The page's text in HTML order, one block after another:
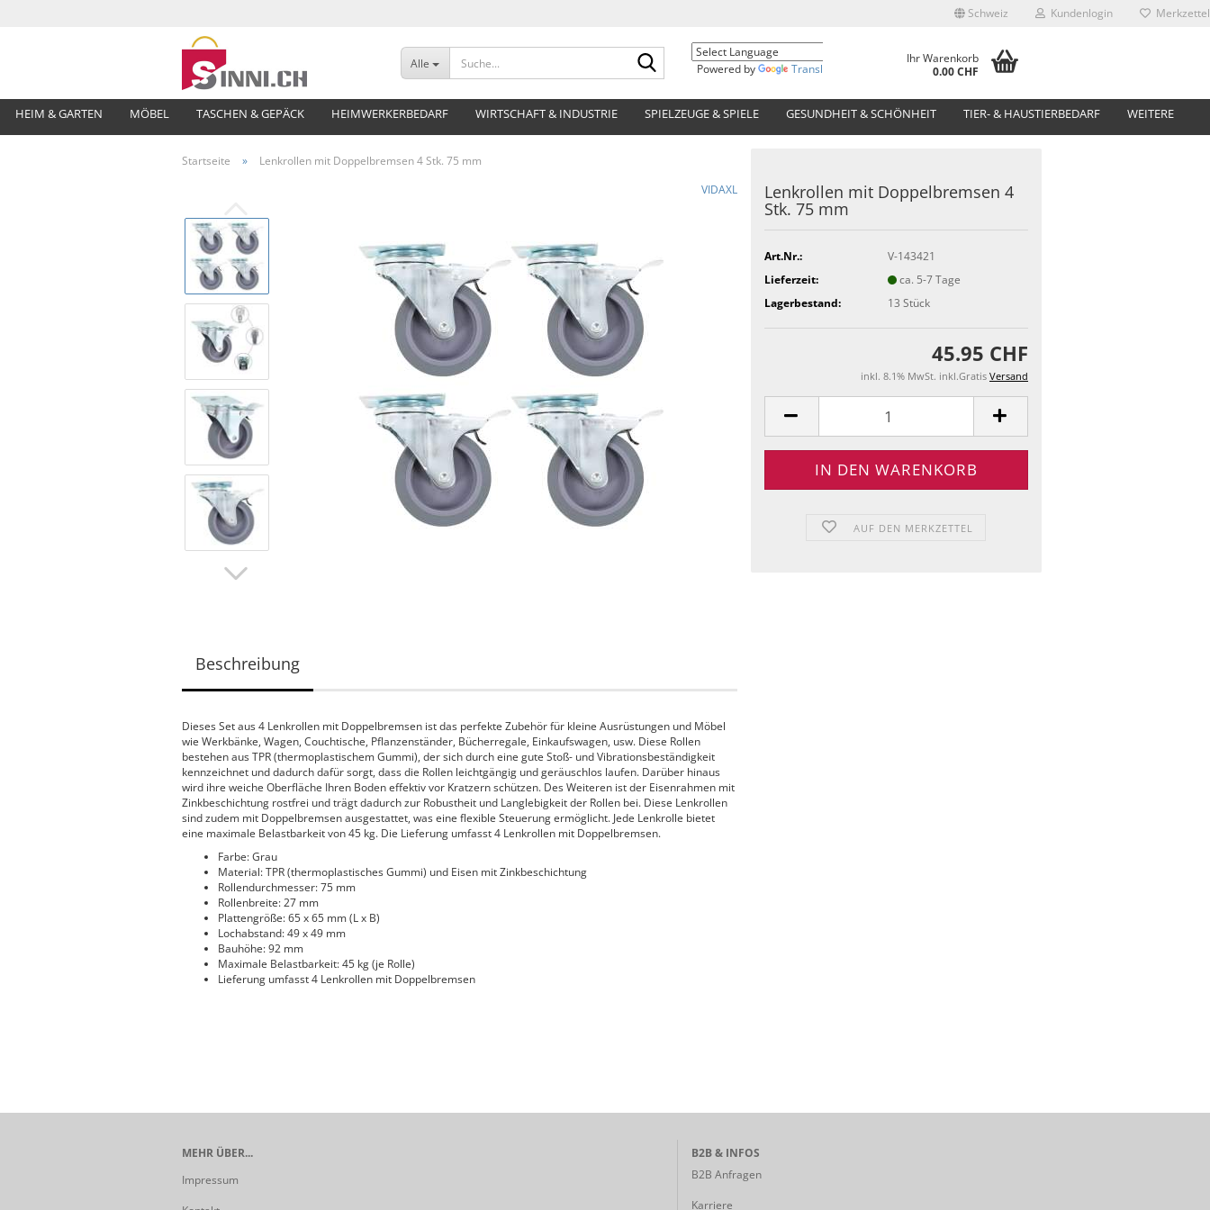
Schweiz Kundenlogin Merkzettel
Alle
Suche...
Powered by
Translate
Ihr Warenkorb
0.00 CHF
HEIM & GARTEN MÖBEL TASCHEN & GEPÄCK HEIMWERKERBEDARF WIRTSCHAFT & INDUSTRIE SPIELZEUGE & SPIELE GESUNDHEIT & SCHÖNHEIT TIER- & HAUSTIERBEDARF WEITERE
Startseite »
Lenkrollen mit Doppelbremsen 4 Stk. 75 mm
VIDAXL
Lenkrollen mit Doppelbremsen 4
Stk. 75 mm
Art.Nr.:
V-143421
Lieferzeit:
ca. 5-7 Tage
Lagerbestand:
13 Stück
45.95 CHF
inkl. 8.1% MwSt. inkl.Gratis Versand
AUF DEN MERKZETTEL
Beschreibung
Dieses Set aus 4 Lenkrollen mit Doppelbremsen ist das perfekte Zubehör für kleine Ausrüstungen und Möbel
wie Werkbänke, Wagen, Couchtische, Pflanzenständer, Bücherregale, Einkaufswagen, usw. Diese Rollen
bestehen aus TPR (thermoplastischem Gummi), der sich durch eine gute Stoß- und Vibrationsbeständigkeit
kennzeichnet und dadurch dafür sorgt, dass die Rollen leichtgängig und geräuschlos laufen. Darüber hinaus
wird ihre weiche Oberfläche Ihren Boden effektiv vor Kratzern schützen. Des Weiteren ist der Eisenrahmen mit
Zinkbeschichtung rostfrei und trägt dadurch zur Robustheit und Langlebigkeit der Rollen bei. Diese Lenkrollen
sind zudem mit Doppelbremsen ausgestattet, was eine flexible Steuerung ermöglicht. Jede Lenkrolle bietet
eine maximale Belastbarkeit von 45 kg. Die Lieferung umfasst 4 Lenkrollen mit Doppelbremsen.
Farbe: Grau
Material: TPR (thermoplastisches Gummi) und Eisen mit Zinkbeschichtung
Rollendurchmesser: 75 mm
Rollenbreite: 27 mm
Plattengröße: 65 x 65 mm (L x B)
Lochabstand: 49 x 49 mm
Bauhöhe: 92 mm
Maximale Belastbarkeit: 45 kg (je Rolle)
Lieferung umfasst 4 Lenkrollen mit Doppelbremsen
MEHR ÜBER...
Impressum
B2B & INFOS
B2B Anfragen
Karriere